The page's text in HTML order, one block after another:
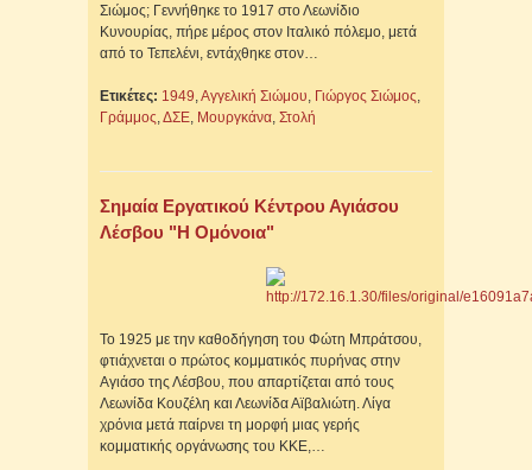
Σιώμος; Γεννήθηκε το 1917 στο Λεωνίδιο
Κυνουρίας, πήρε μέρος στον Ιταλικό πόλεμο, μετά
από το Τεπελένι, εντάχθηκε στον…
Ετικέτες: 1949,Αγγελική Σιώμου, Γιώργος Σιώμος,
Γράμμος,ΔΣΕ, Μουργκάνα, Στολή
Σημαία Εργατικού Κέντρου Αγιάσου
Λέσβου "Η Ομόνοια"
Το 1925 με την καθοδήγηση του Φώτη Μπράτσου,
φτιάχνεται ο πρώτος κομματικός πυρήνας στην
Αγιάσο της Λέσβου, που απαρτίζεται από τους
Λεωνίδα Κουζέλη και Λεωνίδα Αϊβαλιώτη. Λίγα
χρόνια μετά παίρνει τη μορφή μιας γερής
κομματικής οργάνωσης του ΚΚΕ,…